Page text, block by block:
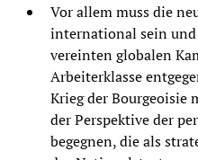
Vor allem muss die
international sein
vereinten globalen
Arbeiterklasse
Krieg der Bourgeoisie
der Perspektive der
begegnen, die als